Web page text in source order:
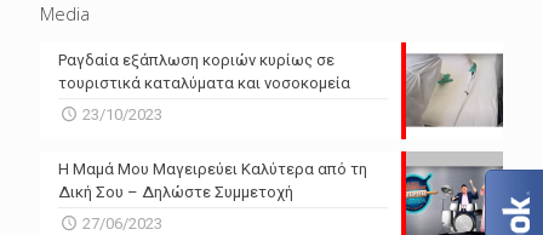
Media
Ραγδαία εξάπλωση κοριών κυρίως σε
τουριστικά καταλύματα και νοσοκομεία
23/10/2023
Η Μαμά Μου Μαγειρεύει Καλύτερα από τη
Δική Σου – Δηλώστε Συμμετοχή
27/06/2023